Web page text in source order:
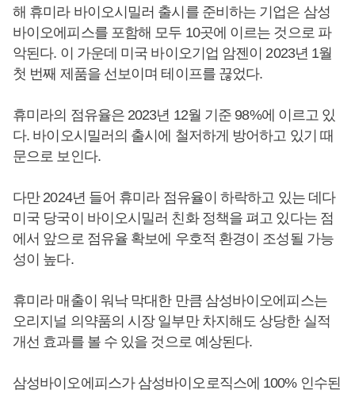
해 휴미라 바이오시밀러 출시를 준비하는 기업은 삼성
바이오에피스를 포함해 모두 10곳에 이르는 것으로 파
악된다. 이 가운데 미국 바이오기업 암젠이 2023년 1월
첫 번째 제품을 선보이며 테이프를 끊었다.
휴미라의 점유율은 2023년 12월 기준 98%에 이르고 있
다. 바이오시밀러의 출시에 철저하게 방어하고 있기 때
문으로 보인다.
다만 2024년 들어 휴미라 점유율이 하락하고 있는 데다
미국 당국이 바이오시밀러 친화 정책을 펴고 있다는 점
에서 앞으로 점유율 확보에 우호적 환경이 조성될 가능
성이 높다.
휴미라 매출이 워낙 막대한 만큼 삼성바이오에피스는
오리지널 의약품의 시장 일부만 차지해도 상당한 실적
개선 효과를 볼 수 있을 것으로 예상된다.
삼성바이오에피스가 삼성바이오로직스에 100% 인수된